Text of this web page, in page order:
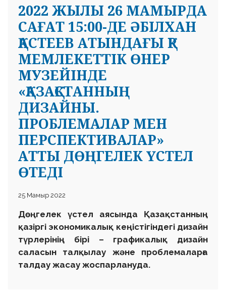
2022 ЖЫЛЫ 26 МАМЫРДА
САҒАТ 15:00-ДЕ ӘБІЛХАН
ҚАСТЕЕВ АТЫНДАҒЫ ҚР
МЕМЛЕКЕТТІК ӨНЕР
МУЗЕЙІНДЕ
«ҚАЗАҚСТАННЫҢ
ДИЗАЙНЫ.
ПРОБЛЕМАЛАР МЕН
ПЕРСПЕКТИВАЛАР»
АТТЫ ДӨҢГЕЛЕК ҮСТЕЛ
ӨТЕДІ
25 Мамыр 2022
Дөңгелек үстел аясында Қазақстанның
қазіргі экономикалық кеңістігіндегі дизайн
түрлерінің бірі – графикалық дизайн
саласын талқылау және проблемаларға
талдау жасау жоспарлануда.